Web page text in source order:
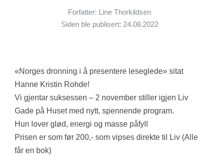
Forfatter: Line Thorkildsen
Siden ble publisert: 24.08.2022
«Norges dronning i å presentere leseglede» sitat
Hanne Kristin Rohde!
Vi gjentar suksessen – 2 november stiller igjen Liv
Gade på Huset med nytt, spennende program.
Hun lover glød, energi og masse påfyll
Prisen er som før 200,- som vipses direkte til Liv (Alle
får en bok)